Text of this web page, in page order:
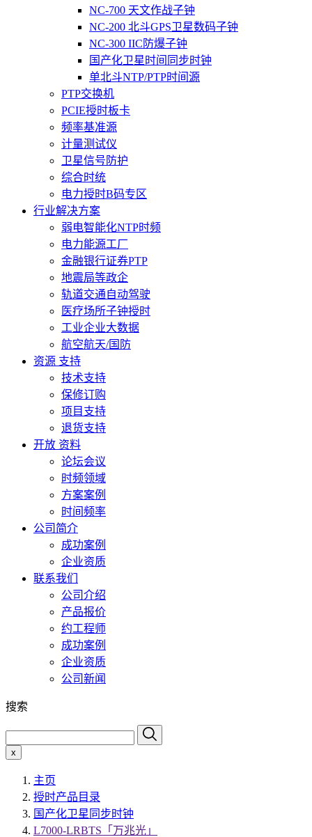
NC-700 天文作战子钟
NC-200 北斗GPS卫星数码子钟
NC-300 IIC防爆子钟
国产化卫星时间同步时钟
单北斗NTP/PTP时间源
PTP交换机
PCIE授时板卡
频率基准源
计量测试仪
卫星信号防护
综合时统
电力授时B码专区
行业解决方案
弱电智能化NTP时频
电力能源工厂
金融银行证券PTP
地震局等政企
轨道交通自动驾驶
医疗场所子钟授时
工业企业大数据
航空航天/国防
资源 支持
技术支持
保修订购
项目支持
退货支持
开放 资料
论坛会议
时频领域
方案案例
时间频率
公司简介
成功案例
企业资质
联系我们
公司介绍
产品报价
约工程师
成功案例
企业资质
公司新闻
搜索
x
主页
授时产品目录
国产化卫星同步时钟
L7000-LRBTS「万兆光」